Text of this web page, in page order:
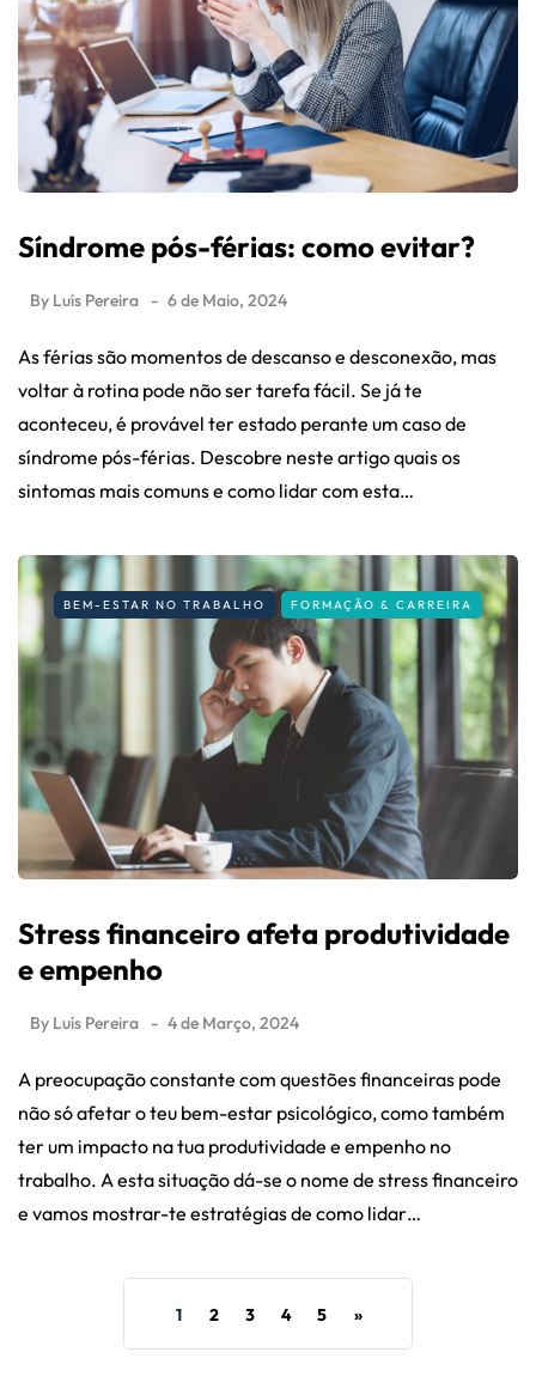
Síndrome pós-férias: como evitar?
By Luís Pereira 6 de Maio, 2024
As férias são momentos de descanso e desconexão, mas
voltar à rotina pode não ser tarefa fácil. Se já te
aconteceu, é provável ter estado perante um caso de
síndrome pós-férias. Descobre neste artigo quais os
sintomas mais comuns e como lidar com esta…
BEM-ESTAR NO TRABALHO FORMAÇÃO & CARREIRA
Stress financeiro afeta produtividade
e empenho
By Luís Pereira 4 de Março, 2024
A preocupação constante com questões financeiras pode
não só afetar o teu bem-estar psicológico, como também
ter um impacto na tua produtividade e empenho no
trabalho. A esta situação dá-se o nome de stress financeiro
e vamos mostrar-te estratégias de como lidar…
1 2 3 4 5 »